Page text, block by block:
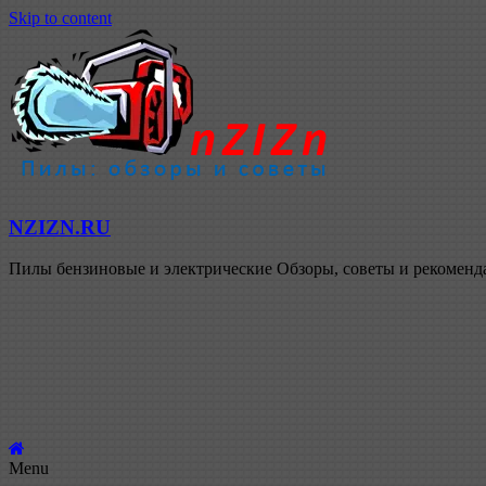
Skip to content
NZIZN.RU
Пилы бензиновые и электрические Обзоры, советы и
Menu